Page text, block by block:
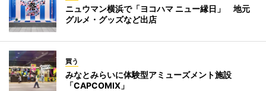
ニュウマン横浜で「ヨコハマ ニュー縁日」 地元
グルメ・グッズなど出店
買う
みなとみらいに体験型アミューズメント施設
「CAPCOMIX」